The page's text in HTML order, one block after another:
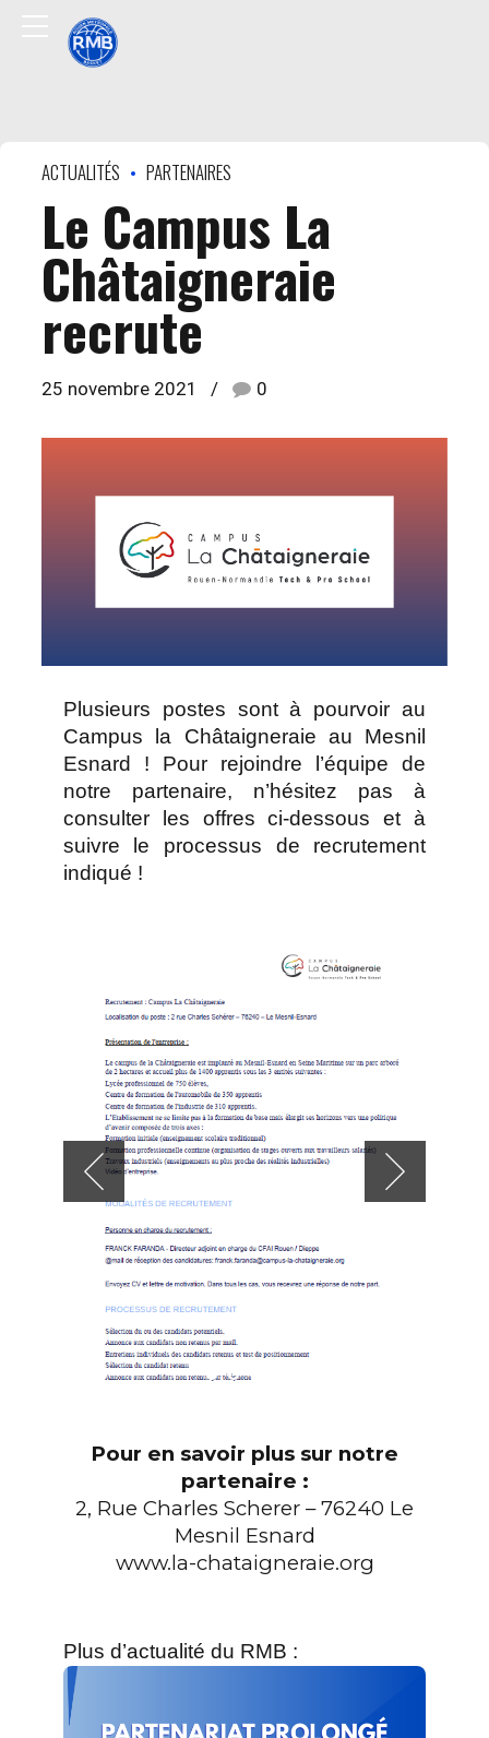
ACTUALITÉS PARTENAIRES
Le Campus La
Châtaigneraie
recrute
25 novembre 2021 0
Plusieurs postes sont à pourvoir au
Campus la Châtaigneraie au Mesnil
Esnard ! Pour rejoindre l’équipe de
notre partenaire, n’hésitez pas à
consulter les offres ci-dessous et à
suivre le processus de recrutement
indiqué !
Pour en savoir plus sur notre
partenaire :
2, Rue Charles Scherer – 76240 Le
Mesnil Esnard
www.la-chataigneraie.org
Plus d’actualité du RMB :